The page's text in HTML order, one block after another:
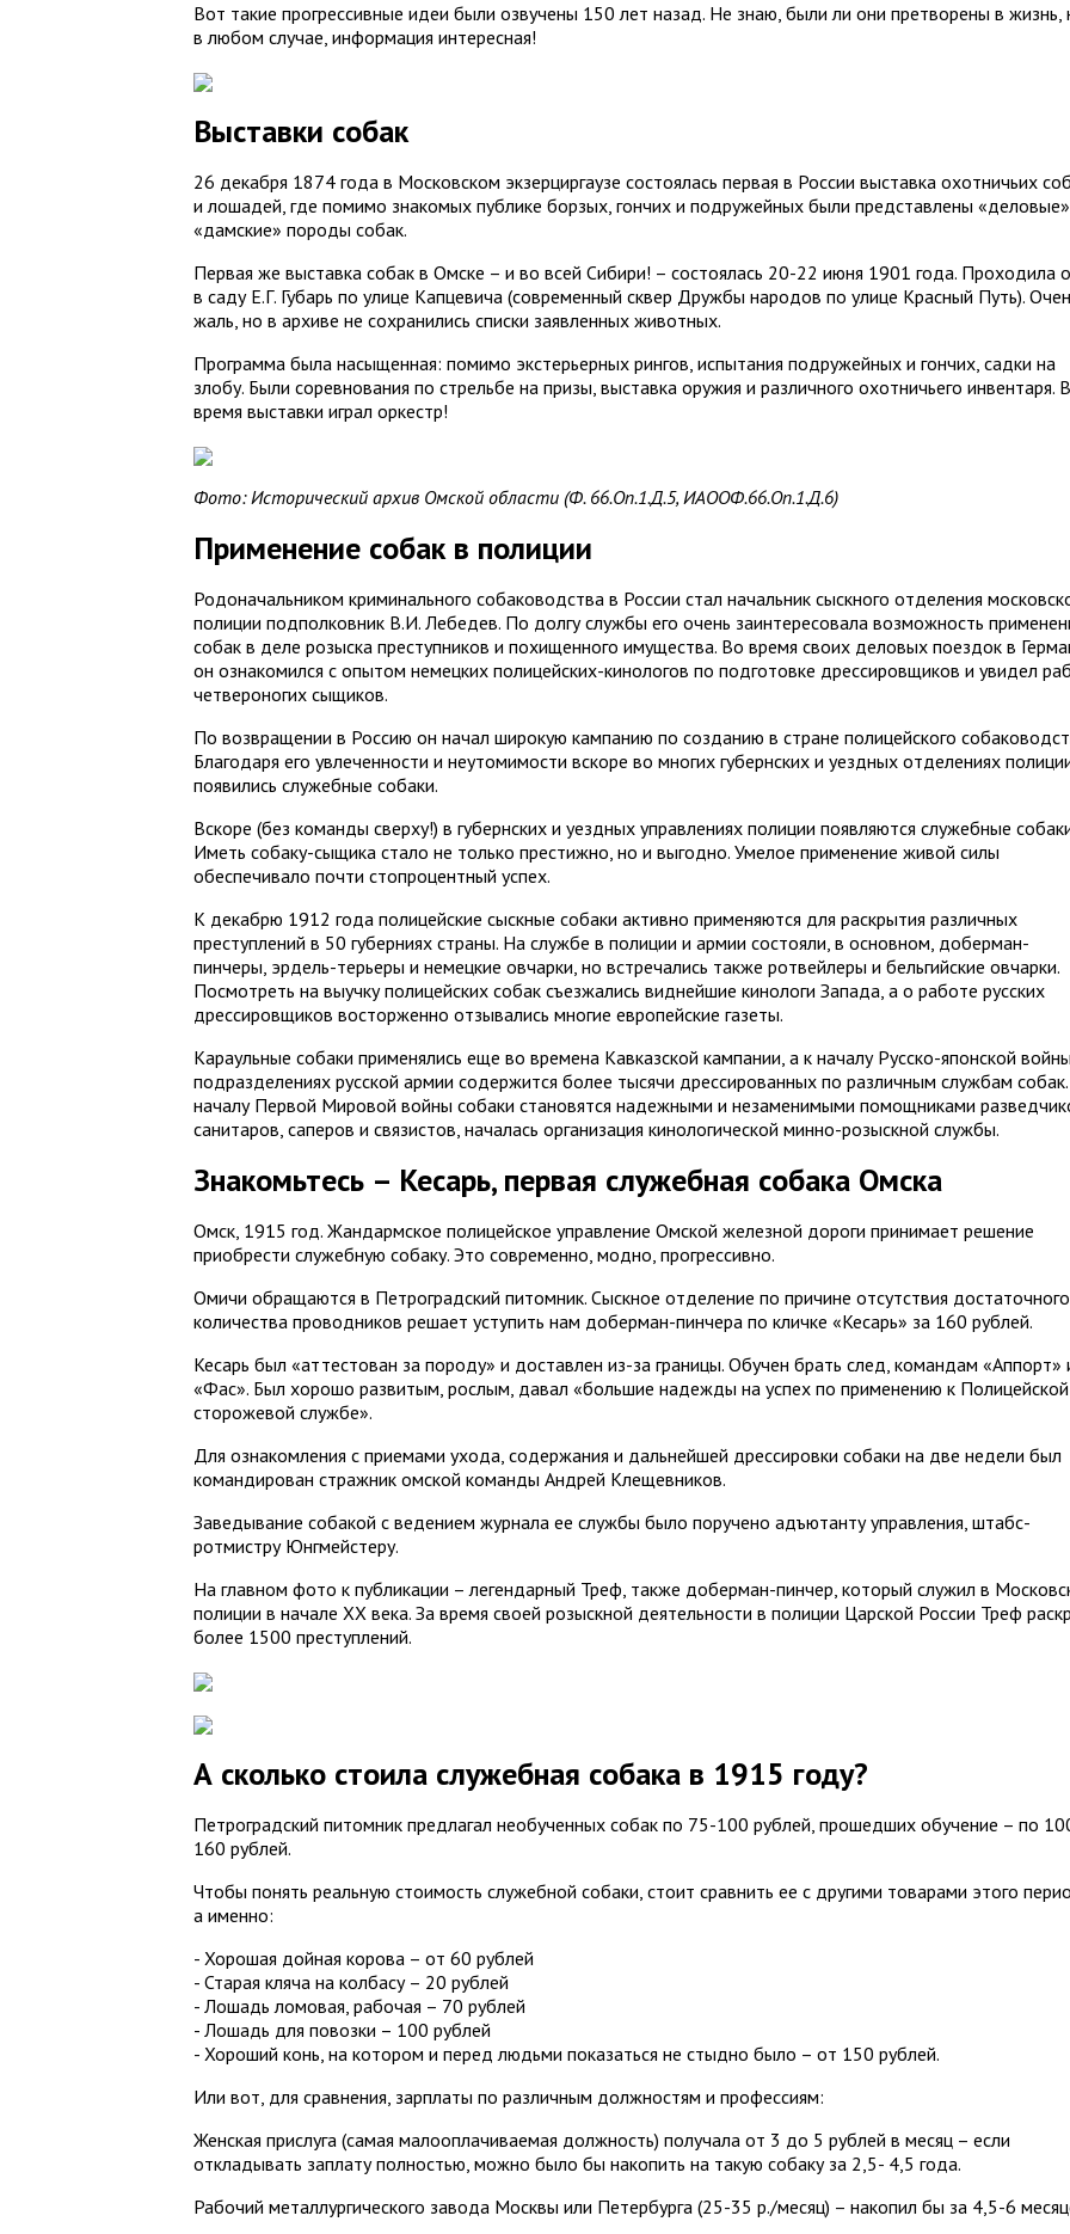
Вот такие прогрессивные идеи были озвучены 150 лет назад. Не знаю, были ли они претворены в жизнь,
в любом случае, информация интересная!
Выставки собак
26 декабря 1874 года в Московском экзерциргаузе состоялась первая в России выставка охотничьих
и лошадей, где помимо знакомых публике борзых, гончих и подружейных были представлены
«дамские» породы собак.
Первая же выставка собак в Омске – и во всей Сибири! – состоялась 20-22 июня 1901 года. Проходила
в саду Е.Г. Губарь по улице Капцевича (современный сквер Дружбы народов по улице Красный Путь).
жаль, но в архиве не сохранились списки заявленных животных.
Программа была насыщенная: помимо экстерьерных рингов, испытания подружейных и гончих, садки на
злобу. Были соревнования по стрельбе на призы, выставка оружия и различного охотничьего инвентаря.
время выставки играл оркестр!
Фото: Исторический архив Омской области (Ф. 66.Оп.1.Д.5, ИАООФ.66.Оп.1.Д.6)
Применение собак в полиции
Родоначальником криминального собаководства в России стал начальник сыскного отделения
полиции подполковник В.И. Лебедев. По долгу службы его очень заинтересовала возможность
собак в деле розыска преступников и похищенного имущества. Во время своих деловых поездок в
он ознакомился с опытом немецких полицейских-кинологов по подготовке дрессировщиков и увидел
четвероногих сыщиков.
По возвращении в Россию он начал широкую кампанию по созданию в стране полицейского
Благодаря его увлеченности и неутомимости вскоре во многих губернских и уездных отделениях
появились служебные собаки.
Вскоре (без команды сверху!) в губернских и уездных управлениях полиции появляются служебные
Иметь собаку-сыщика стало не только престижно, но и выгодно. Умелое применение живой силы
обеспечивало почти стопроцентный успех.
К декабрю 1912 года полицейские сыскные собаки активно применяются для раскрытия различных
преступлений в 50 губерниях страны. На службе в полиции и армии состояли, в основном, доберман-
пинчеры, эрдель-терьеры и немецкие овчарки, но встречались также ротвейлеры и бельгийские овчарки.
Посмотреть на выучку полицейских собак съезжались виднейшие кинологи Запада, а о работе русских
дрессировщиков восторженно отзывались многие европейские газеты.
Караульные собаки применялись еще во времена Кавказской кампании, а к началу Русско-японской
подразделениях русской армии содержится более тысячи дрессированных по различным службам
началу Первой Мировой войны собаки становятся надежными и незаменимыми помощниками
санитаров, саперов и связистов, началась организация кинологической минно-розыскной службы.
Знакомьтесь – Кесарь, первая служебная собака Омска
Омск, 1915 год. Жандармское полицейское управление Омской железной дороги принимает решение
приобрести служебную собаку. Это современно, модно, прогрессивно.
Омичи обращаются в Петроградский питомник. Сыскное отделение по причине отсутствия достаточного
количества проводников решает уступить нам доберман-пинчера по кличке «Кесарь» за 160 рублей.
Кесарь был «аттестован за породу» и доставлен из-за границы. Обучен брать след, командам «Аппорт»
«Фас». Был хорошо развитым, рослым, давал «большие надежды на успех по применению к Полицейской
сторожевой службе».
Для ознакомления с приемами ухода, содержания и дальнейшей дрессировки собаки на две недели был
командирован стражник омской команды Андрей Клещевников.
Заведывание собакой с ведением журнала ее службы было поручено адъютанту управления, штабс-
ротмистру Юнгмейстеру.
На главном фото к публикации – легендарный Треф, также доберман-пинчер, который служил в
полиции в начале ХХ века. За время своей розыскной деятельности в полиции Царской России Треф
более 1500 преступлений.
А сколько стоила служебная собака в 1915 году?
Петроградский питомник предлагал необученных собак по 75-100 рублей, прошедших обучение – по
160 рублей.
Чтобы понять реальную стоимость служебной собаки, стоит сравнить ее с другими товарами этого
а именно:
- Хорошая дойная корова – от 60 рублей
- Старая кляча на колбасу – 20 рублей
- Лошадь ломовая, рабочая – 70 рублей
- Лошадь для повозки – 100 рублей
- Хороший конь, на котором и перед людьми показаться не стыдно было – от 150 рублей.
Или вот, для сравнения, зарплаты по различным должностям и профессиям:
Женская прислуга (самая малооплачиваемая должность) получала от 3 до 5 рублей в месяц – если
откладывать заплату полностью, можно было бы накопить на такую собаку за 2,5- 4,5 года.
Рабочий металлургического завода Москвы или Петербурга (25-35 р./месяц) – накопил бы за 4,5-6